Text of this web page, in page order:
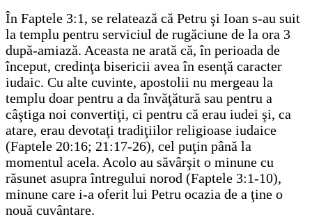
În Faptele 3:1, se relatează că Petru şi Ioan s-au suit
la templu pentru serviciul de rugăciune de la ora 3
după-amiază. Aceasta ne arată că, în perioada de
început, credinţa bisericii avea în esenţă caracter
iudaic. Cu alte cuvinte, apostolii nu mergeau la
templu doar pentru a da învăţătură sau pentru a
câştiga noi convertiţi, ci pentru că erau iudei şi, ca
atare, erau devotaţi tradiţiilor religioase iudaice
(Faptele 20:16; 21:17-26), cel puţin până la
momentul acela. Acolo au săvârşit o minune cu
răsunet asupra întregului norod (Faptele 3:1-10),
minune care i-a oferit lui Petru ocazia de a ţine o
nouă cuvântare.